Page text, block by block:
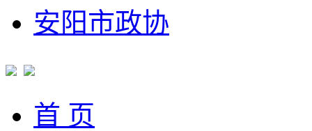
安阳市政协
首 页